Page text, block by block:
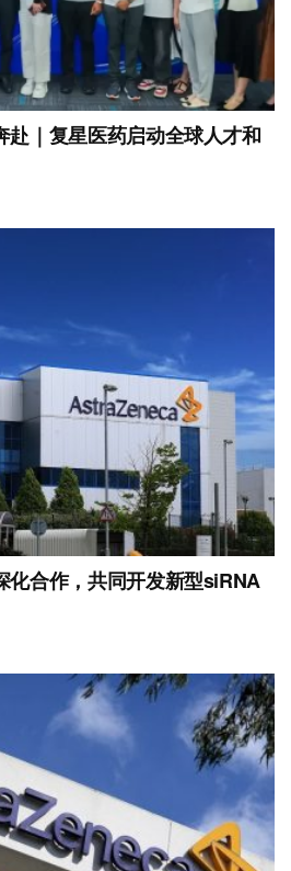
赴｜复星医药启动全球人才和
化合作，共同开发新型siRNA